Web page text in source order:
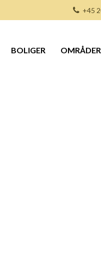
+45
BOLIGER OMRÅDER